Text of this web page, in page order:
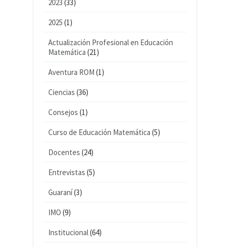
2023 (33)
2025 (1)
Actualización Profesional en Educación
Matemática (21)
Aventura ROM (1)
Ciencias (36)
Consejos (1)
Curso de Educación Matemática (5)
Docentes (24)
Entrevistas (5)
Guaraní(3)
IMO (9)
Institucional(64)